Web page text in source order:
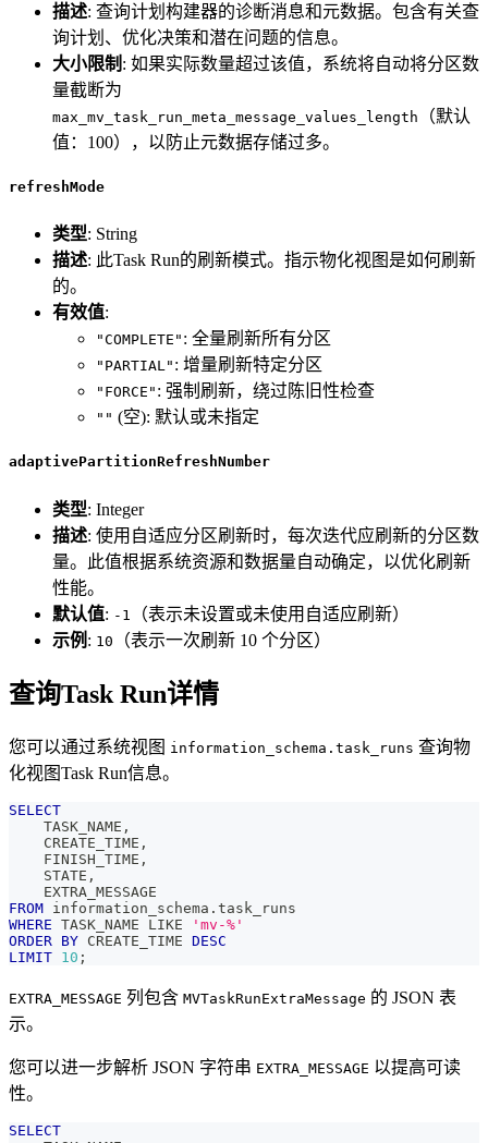
描述: 查询计划构建器的诊断消息和元数据。包含有关查
询计划、优化决策和潜在问题的信息。
大小限制 : 如果实际数量超过该值，系统将自动将分区数
量截断为
max_mv_task_run_meta_message_values_length
（默认
值：100），以防止元数据存储过多。
refreshMode
类型: String
描述: 此Task Run的刷新模式。指示物化视图是如何刷新
的。
有效值:
"COMPLETE" : 全量刷新所有分区
"PARTIAL" : 增量刷新特定分区
"FORCE" : 强制刷新，绕过陈旧性检查
"" (空): 默认或未指定
adaptivePartitionRefreshNumber
类型: Integer
描述: 使用自适应分区刷新时，每次迭代应刷新的分区数
量。此值根据系统资源和数据量自动确定，以优化刷新
性能。
默认值: -1
（表示未设置或未使用自适应刷新）
示例 : 10 （表示一次刷新 10 个分区）
查询Task Run详情
您可以通过系统视图 information_schema.task_runs 查询物
化视图Task Run信息。
SELECT
    TASK_NAME
,
    CREATE_TIME
,
    FINISH_TIME
,
    STATE
,
    EXTRA_MESSAGE
FROM information_schema . task_runs
WHERE TASK_NAME LIKE
'mv-%'
ORDER BY CREATE_TIME DESC
LIMIT 10 ;
EXTRA_MESSAGE 列包含 MVTaskRunExtraMessage 的 JSON 表
示。
您可以进一步解析 JSON 字符串 EXTRA_MESSAGE 以提高可读
性。
SELECT